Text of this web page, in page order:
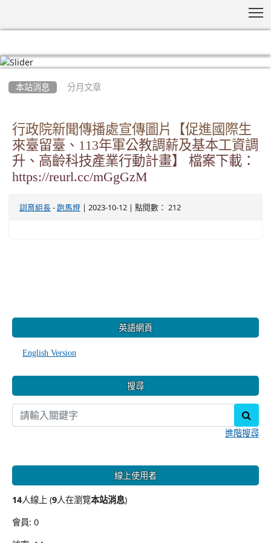
本站消息 分月文章
行政院新聞傳播處宣傳圖片【促進國際生
來臺留臺、113年軍公教調薪及基本工資調
升、高齡科技產業行動計畫】 檔案下載：
https://reurl.cc/mGgGzM
訓育組長 - 跑馬燈 | 2023-10-12 | 點閱數： 212
英語網頁
English Version
搜尋
進階搜尋
線上使用者
14人線上 (9人在瀏覽本站消息)
會員: 0